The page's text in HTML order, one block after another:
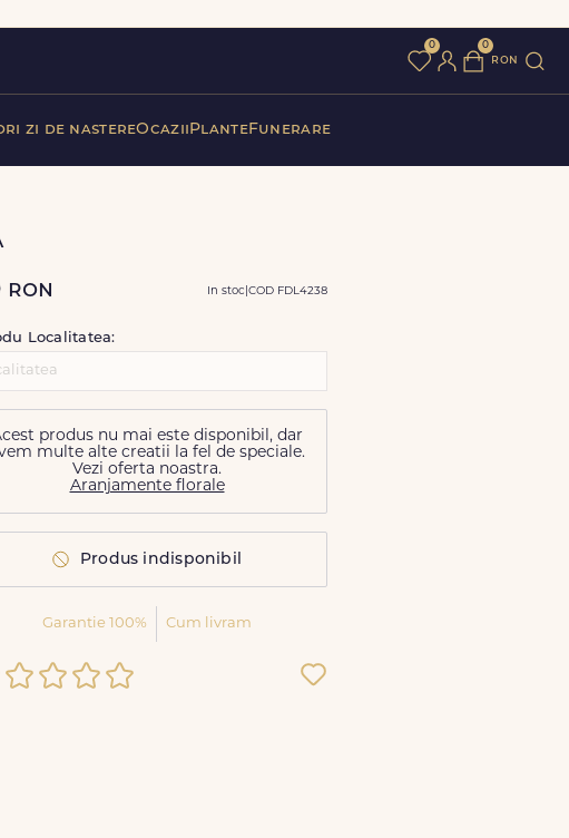
0 0
ron
zi de nastereOcazii PlanteFunerare
ron In stoc COD FDL4238
Localitatea:
produs nu mai este disponibil, dar
multe alte creatii la fel de speciale.
Vezi oferta noastra.
Aranjamente florale
Produs indisponibil
Garantie 100% Cum livram